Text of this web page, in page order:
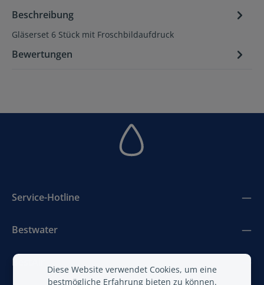
Beschreibung
Gläserset 6 Stück mit Froschbildaufdruck
Bewertungen
Service-Hotline
Bestwater
BestAir
Diese Website verwendet Cookies, um eine
bestmögliche Erfahrung bieten zu können.